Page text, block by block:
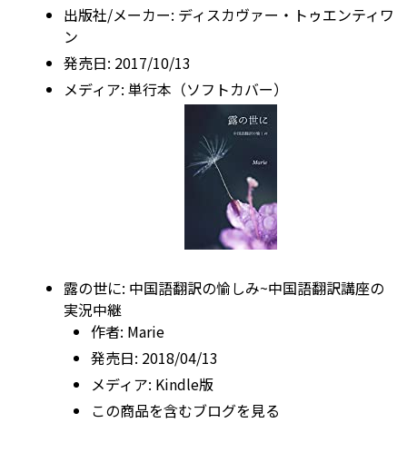
出版社/メーカー: ディスカヴァー・トゥエンティワ
ン
発売日: 2017/10/13
メディア: 単行本（ソフトカバー）
露の世に: 中国語翻訳の愉しみ~中国語翻訳講座の
実況中継
作者: Marie
発売日: 2018/04/13
メディア: Kindle版
この商品を含むブログを見る